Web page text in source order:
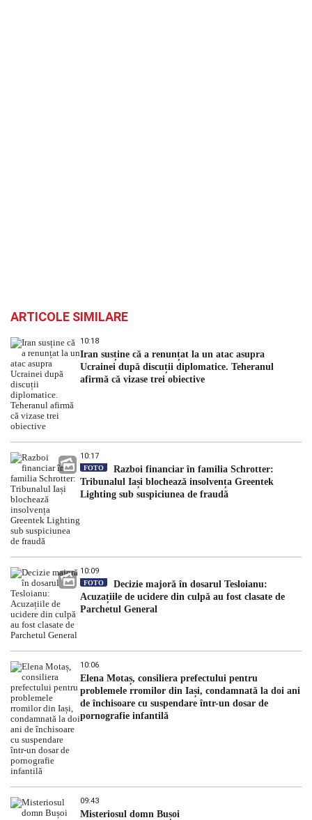
ARTICOLE SIMILARE
10:18
Iran susține că a renunțat la un atac asupra
Ucrainei după discuții diplomatice. Teheranul
afirmă că vizase trei obiective
10:17
FOTO
Razboi financiar în familia Schrotter:
Tribunalul Iași blochează insolvența Greentek
Lighting sub suspiciunea de fraudă
10:09
FOTO
Decizie majoră în dosarul Tesloianu:
Acuzațiile de ucidere din culpă au fost clasate de
Parchetul General
10:06
Elena Motaș, consiliera prefectului pentru
problemele rromilor din Iași, condamnată la doi ani
de închisoare cu suspendare într-un dosar de
pornografie infantilă
09:43
Misteriosul domn Bușoi